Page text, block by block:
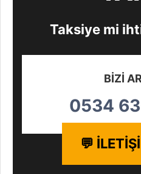
Taksiye mi
BİZİ
0534
💬